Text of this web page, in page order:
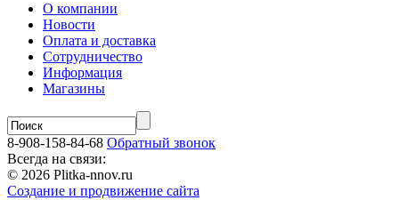
О компании
Новости
Оплата и доставка
Сотрудничество
Информация
Магазины
8-908-158-84-68 Обратный звонок
Всегда на связи:
© 2026 Plitka-nnov.ru
Создание и продвижение сайта